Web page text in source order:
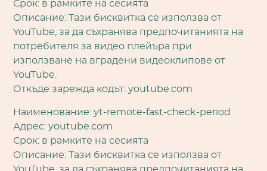
Срок: в рамките на сесията
Описание: Тази бисквитка се използва от
YouTube, за да съхранява предпочитанията на
потребителя за видео плейъра при
използване на вградени видеоклипове от
YouTube.
Откъде зарежда кодът: youtube.com
Наименование: yt-remote-fast-check-period
Адрес: youtube.com
Срок: в рамките на сесията
Описание: Тази бисквитка се използва от
YouTube, за да съхранява предпочитанията на